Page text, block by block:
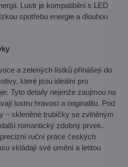
Lustr je kompatibilní s LED
spotřebu energie a dlouhou
a zelených lístků přinášejí do
které jsou ideální pro
Tyto detaily nejenže zaujmou na
lustru hravost a originalitu. Pod
– skleněné trubičky se zvlněným
romantický zdobný prvek.
ruční práce českých
vkládají své umění a letitou